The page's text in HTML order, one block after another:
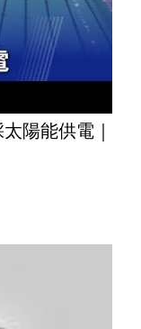
陽能供電｜